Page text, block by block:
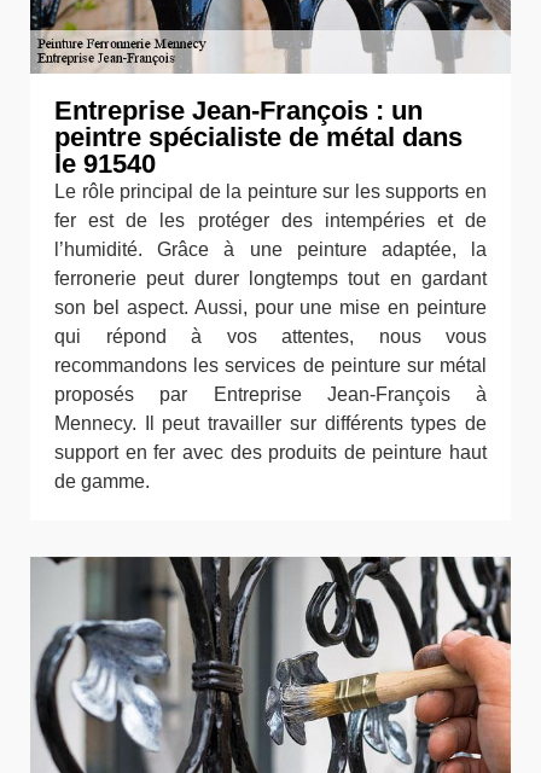
Entreprise Jean-François : un
peintre spécialiste de métal dans
le 91540
Le rôle principal de la peinture sur les supports en
fer est de les protéger des intempéries et de
l’humidité. Grâce à une peinture adaptée, la
ferronerie peut durer longtemps tout en gardant
son bel aspect. Aussi, pour une mise en peinture
qui répond à vos attentes, nous vous
recommandons les services de peinture sur métal
proposés par Entreprise Jean-François à
Mennecy. Il peut travailler sur différents types de
support en fer avec des produits de peinture haut
de gamme.